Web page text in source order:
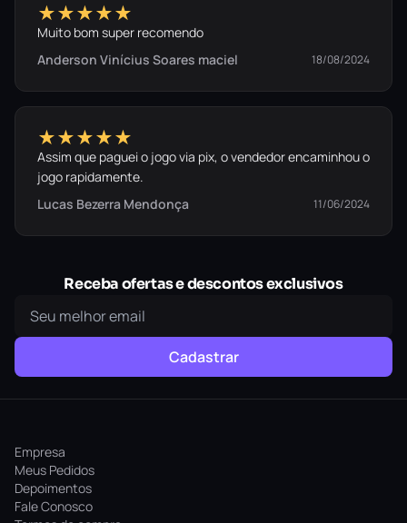
★★★★★
Muito bom super recomendo
Anderson Vinícius Soares maciel
18/08/2024
★★★★★
Assim que paguei o jogo via pix, o vendedor encaminhou o
jogo rapidamente.
Lucas Bezerra Mendonça
11/06/2024
Receba ofertas e descontos exclusivos
Cadastrar
Empresa
Meus Pedidos
Depoimentos
Fale Conosco